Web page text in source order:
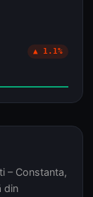
▲ 1.1%
– Constanta,
din